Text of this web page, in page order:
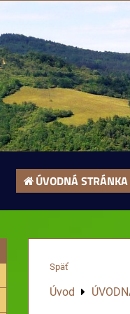
ÚVODNÁ STRÁNKA
Späť
Úvod